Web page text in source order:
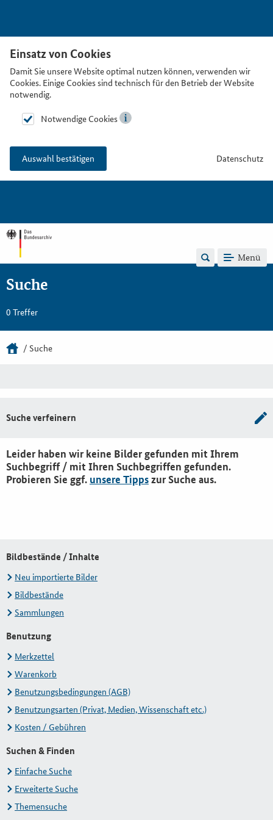
Einsatz von Cookies
Damit Sie unsere Website optimal nutzen können, verwenden wir
Cookies. Einige Cookies sind technisch für den Betrieb der Website
notwendig.
Notwendige Cookies
Auswahl bestätigen Datenschutz
Menü
Suche
0 Treffer
Suche
Suche verfeinern
Leider haben wir keine Bilder gefunden mit Ihrem
Suchbegriff / mit Ihren Suchbegriffen gefunden.
Probieren Sie ggf. unsere Tippszur Suche aus.
Bildbestände / Inhalte
Neu importierte Bilder
Bildbestände
Sammlungen
Benutzung
Merkzettel
Warenkorb
Benutzungsbedingungen (AGB)
Benutzungsarten (Privat, Medien, Wissenschaft etc.)
Kosten / Gebühren
Suchen & Finden
Einfache Suche
Erweiterte Suche
Themensuche